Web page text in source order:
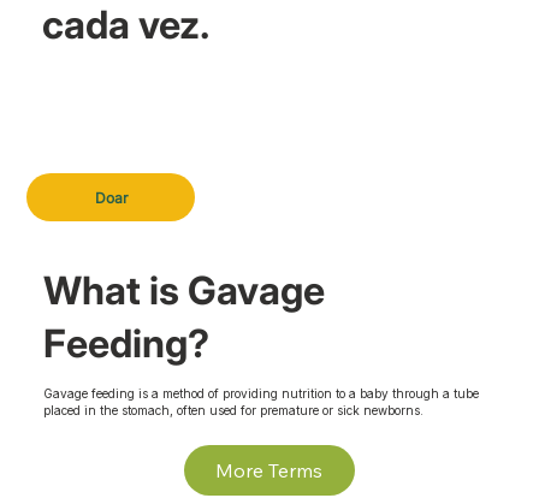
Doar
cada vez.
What is Gavage
Feeding?
Gavage feeding is a method of providing nutrition to a baby through a tube
placed in the stomach, often used for premature or sick newborns.
More Terms